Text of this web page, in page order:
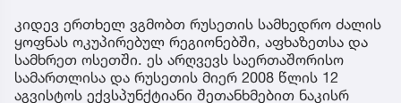
კიდევ ერთხელ ვგმობთ რუსეთის სამხედრო ძალის
ყოფნას ოკუპირებულ რეგიონებში, აფხაზეთსა და
სამხრეთ ოსეთში. ეს არღვევს საერთაშორისო
სამართლისა და რუსეთის მიერ 2008 წლის 12
აგვისტოს ექვსპუნქტიანი შეთანხმებით ნაკისრ